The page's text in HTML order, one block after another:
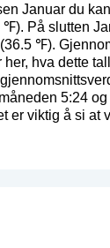
Januar du
På slutten
℉).
her, hva dette
5:24
er viktig å si at